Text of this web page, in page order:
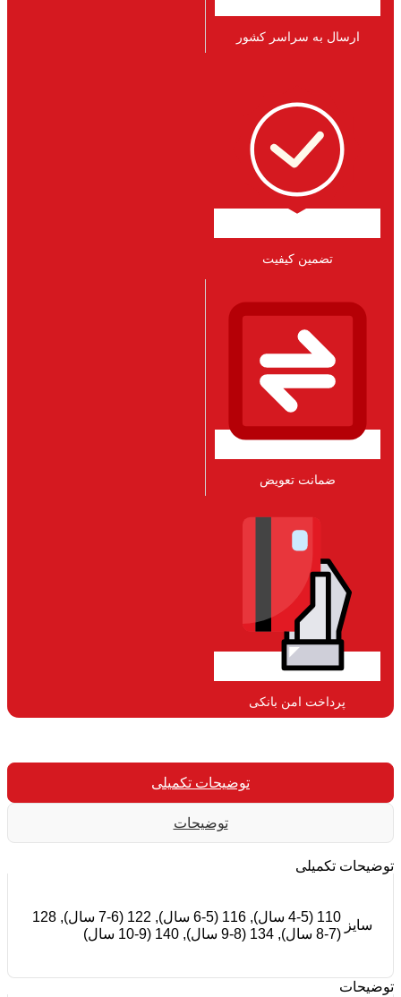
ارسال به سراسر کشور
تضمین کیفیت
ضمانت تعویض
پرداخت امن بانکی​
توضیحات تکمیلی
توضیحات
توضیحات تکمیلی
سایز
110 (4-5 سال), 116 (5-6 سال), 122 (6-7 سال), 128
(7-8 سال), 134 (8-9 سال), 140 (9-10 سال)
توضیحات